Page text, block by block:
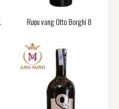
Rượu vang Otto Borghi 8